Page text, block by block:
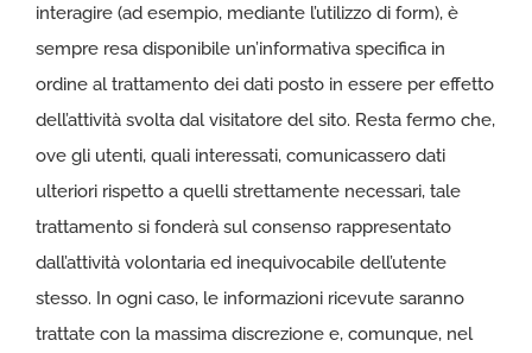
interagire (ad esempio, mediante l’utilizzo di form), è
sempre resa disponibile un’informativa specifica in
ordine al trattamento dei dati posto in essere per effetto
dell’attività svolta dal visitatore del sito. Resta fermo che,
ove gli utenti, quali interessati, comunicassero dati
ulteriori rispetto a quelli strettamente necessari, tale
trattamento si fonderà sul consenso rappresentato
dall’attività volontaria ed inequivocabile dell’utente
stesso. In ogni caso, le informazioni ricevute saranno
trattate con la massima discrezione e, comunque, nel